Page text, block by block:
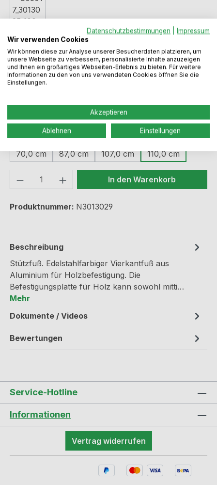
Regulärer Preis:
196,99 €
Preise inkl. MwSt. zzgl. Versandkosten
Höheauswählen
70,0 cm
87,0 cm 107,0 cm 110,0 cm
Produkt Anzahl: Gib denIn den Warenkorb
Produktnummer: N3013029
Beschreibung
Stützfuß. Edelstahlfarbiger Vierkantfuß aus
Aluminium für Holzbefestigung. Die
Befestigungsplatte für Holz kann sowohl mitti…
Mehr
Dokumente / Videos
Bewertungen
Service-Hotline
Informationen
Vertrag widerrufen
Datenschutzbestimmungen
Impressum
Wir verwenden Cookies
Wir können diese zur Analyse unserer Besucherdaten platzieren, um
unsere Webseite zu verbessern, personalisierte Inhalte anzuzeigen
und Ihnen ein großartiges Webseiten-Erlebnis zu bieten. Für weitere
Informationen zu den von uns verwendeten Cookies öffnen Sie die
Einstellungen.
Akzeptieren
Ablehnen Einstellungen